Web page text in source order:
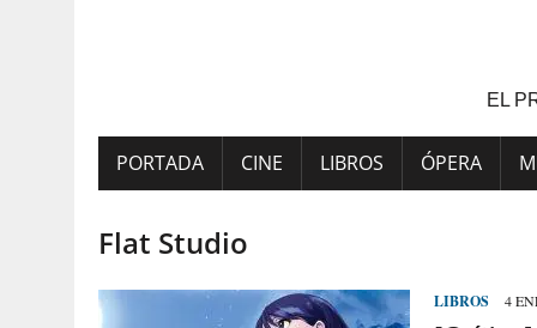
EL
PORTADA CINE LIBROS ÓPERA
Flat Studio
LIBROS 4